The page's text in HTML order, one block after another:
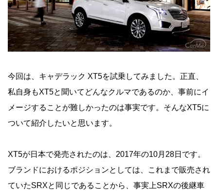
今回は、キャデラック XT5を試乗してみました。正直、
私自身もXT5と聞いてどんなクルマであるのか、事前にイ
メージすることが難しかったのは事実です。そんなXT5に
ついて紹介したいと思います。
XT5が日本で発売されたのは、2017年の10月28日です。
ブランドにおけるポジションとしては、これまで販売され
ていたSRXと同じであることから、事実上SRXの後継車